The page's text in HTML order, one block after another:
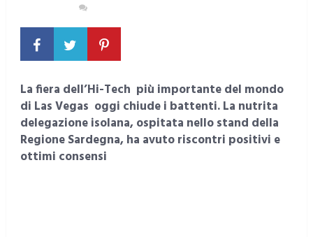
La fiera dell’Hi-Tech più importante del mondo
di Las Vegas oggi chiude i battenti. La nutrita
delegazione isolana, ospitata nello stand della
Regione Sardegna, ha avuto riscontri positivi e
ottimi consensi